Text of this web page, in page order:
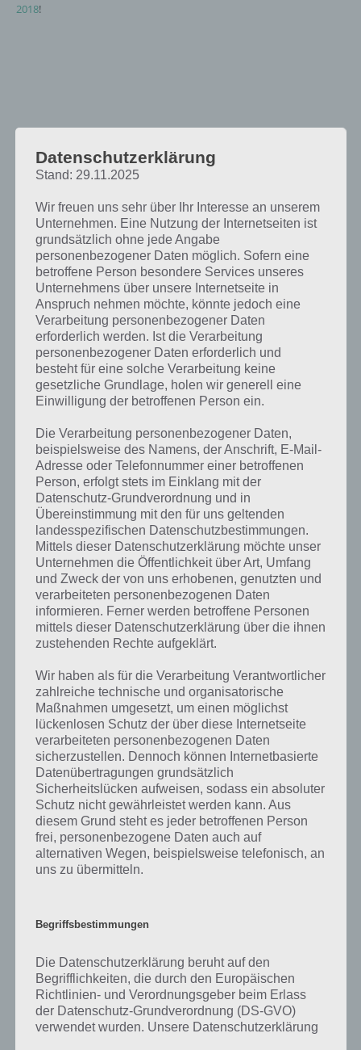
2018!
Kurze Begriffserklärung zur Lösung
Urlaub
Urlaub ist die Lösung für das tägliche Rätsel am 2.11.2018 in 4 Bilder 1
Wort, doch welche Bedeutung hat dieses eigentlich und was gibt es
dazu zu wissen? Passt das Wort auch zu Kuba? Zu bestimmten
Lösungen präsentieren wir daher auch immer eine kurze
Begriffserklärung!
Auch wer gerne zur Arbeit geht, freut sich über Urlaub. Hierbei
handelt es sich vom Arbeitgeber gewährte Freizeit, die über eine
oder mehrere Werktrage geht. Urlaub gibt es sowohl im
wirtschaftlichen, zivilen als auch militärischen Bereich. In der Regel
unternehmen Personen während ihres Urlaubs eine Reise – sowohl
im Inland als auch ins Ausland, um vom Alltag abzuschalten, sich zu
erholen oder neue Länder und Städte kennenzulernen und so neue
Eindrücke zu sammeln.
Während sich eine Person im Urlaub befindet, wird das
Arbeitsentgelt normal fortgezahlt, der oder diejenige ist lediglich von
der Erbringung von Arbeitsleistung befreit. In bestimmten Fällen
können diese Bezüge aber auch wegefallen, beispielsweise bei
Sonderurlaub. Wer Selbständig ist, kann nach eigenen Ermessen
Urlaub machen, nimmt dabei aber Rücksicht auf Kunden und was
zum Geschäftsbetrieb erforderlich ist. Dadurch kommt es, das er
Wie sollte es auch anders sein, gibt es in Deutschland Gesetze rund
Werktage Anspruch auf Urlaub im Kalenderjahr. Das wird so in
Paragraph 3 Absatz 1 des Bundesurlaubsgesetz geregelt. Je nach
Tarifvertrag oder Einigung mit dem Arbeitgeber kann auch mehr
Urlaub pro Jahr gemacht werden.
Datenschutzerklärung
Stand: 29.11.2025
Wir freuen uns sehr über Ihr Interesse an unserem
Unternehmen. Eine Nutzung der Internetseiten ist
grundsätzlich ohne jede Angabe
personenbezogener Daten möglich. Sofern eine
betroffene Person besondere Services unseres
Unternehmens über unsere Internetseite in
Anspruch nehmen möchte, könnte jedoch eine
Verarbeitung personenbezogener Daten
erforderlich werden. Ist die Verarbeitung
personenbezogener Daten erforderlich und
besteht für eine solche Verarbeitung keine
gesetzliche Grundlage, holen wir generell eine
Einwilligung der betroffenen Person ein.
Die Verarbeitung personenbezogener Daten,
beispielsweise des Namens, der Anschrift, E-Mail-
Adresse oder Telefonnummer einer betroffenen
Person, erfolgt stets im Einklang mit der
Datenschutz-Grundverordnung und in
Übereinstimmung mit den für uns geltenden
landesspezifischen Datenschutzbestimmungen.
Mittels dieser Datenschutzerklärung möchte unser
Unternehmen die Öffentlichkeit über Art, Umfang
und Zweck der von uns erhobenen, genutzten und
verarbeiteten personenbezogenen Daten
informieren. Ferner werden betroffene Personen
mittels dieser Datenschutzerklärung über die ihnen
zustehenden Rechte aufgeklärt.
Wir haben als für die Verarbeitung Verantwortlicher
zahlreiche technische und organisatorische
Maßnahmen umgesetzt, um einen möglichst
lückenlosen Schutz der über diese Internetseite
verarbeiteten personenbezogenen Daten
sicherzustellen. Dennoch können Internetbasierte
Datenübertragungen grundsätzlich
Sicherheitslücken aufweisen, sodass ein absoluter
Schutz nicht gewährleistet werden kann. Aus
diesem Grund steht es jeder betroffenen Person
frei, personenbezogene Daten auch auf
alternativen Wegen, beispielsweise telefonisch, an
uns zu übermitteln.
Begriffsbestimmungen
Die Datenschutzerklärung beruht auf den
Begrifflichkeiten, die durch den Europäischen
Richtlinien- und Verordnungsgeber beim Erlass
der Datenschutz-Grundverordnung (DS-GVO)
verwendet wurden. Unsere Datenschutzerklärung